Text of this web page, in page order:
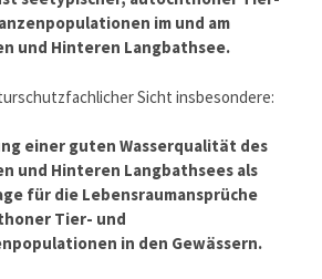
im und am
und Hinteren Langbathsee.
Sicht insbesondere:
einer guten Wasserqualität des
und Hinteren Langbathsees als
für die Lebensraumansprüche
Tier- und
in den Gewässern.